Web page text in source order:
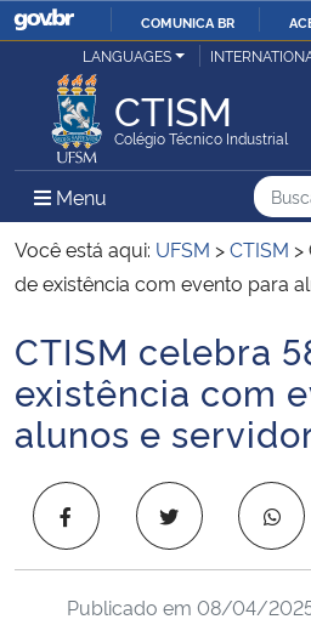
IR
COMUNICA BR
Ministério da Justiça e Segurança Pública
Ministério da Defesa
Ministério das Relações Exteriores
Ministério da Infraestrutura
Ministério da Agricultura, Pecuária e
Ministério da Educação
LANGUAGES
CTISM
Colégio Técnico Industrial
Menu Menu Principal do
Você está aqui: UFSM >CTISM >
de existência com evento para
Início do conteúdo
CTISM celebra
existência com
alunos e
Publicado em 08/04/